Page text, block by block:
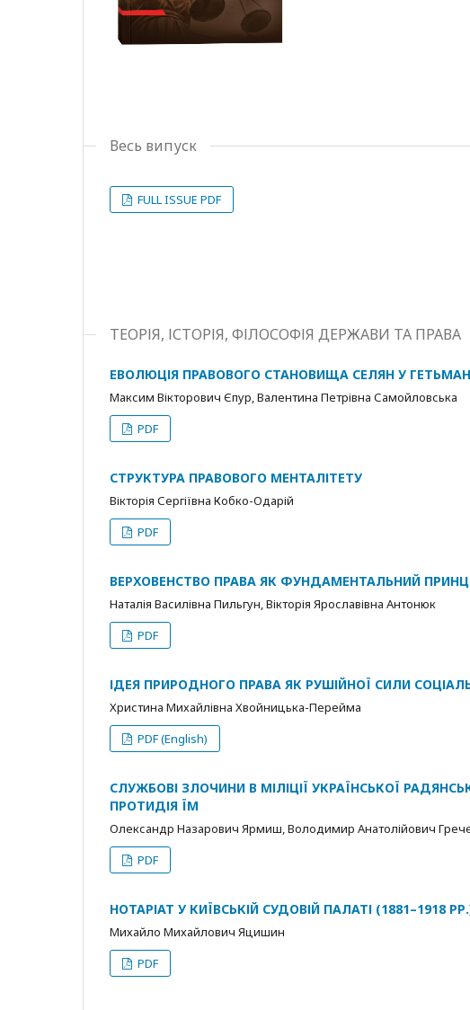
Весь випуск
FULL ISSUE PDF
ТЕОРІЯ, ІСТОРІЯ, ФІЛОСОФІЯ ДЕРЖАВИ ТА ПРАВА
ЕВОЛЮЦІЯ ПРАВОВОГО СТАНОВИЩА СЕЛЯН У
Максим Вікторович Єпур, Валентина Петрівна Самойловська
PDF
СТРУКТУРА ПРАВОВОГО МЕНТАЛІТЕТУ
Вікторія Сергіївна Кобко-Одарій
PDF
ВЕРХОВЕНСТВО ПРАВА ЯК ФУНДАМЕНТАЛЬНИЙ
Наталія Василівна Пильгун, Вікторія Ярославівна Антонюк
PDF
ІДЕЯ ПРИРОДНОГО ПРАВА ЯК РУШІЙНОЇ СИЛИ
Христина Михайлівна Хвойницька-Перейма
PDF (English)
СЛУЖБОВІ ЗЛОЧИНИ В МІЛІЦІЇ УКРАЇНСЬКОЇ
ПРОТИДІЯ ЇМ
Олександр Назарович Ярмиш, Володимир Анатолійович
PDF
НОТАРІАТ У КИЇВСЬКІЙ СУДОВІЙ ПАЛАТІ (1881–1918
Михайло Михайлович Яцишин
PDF